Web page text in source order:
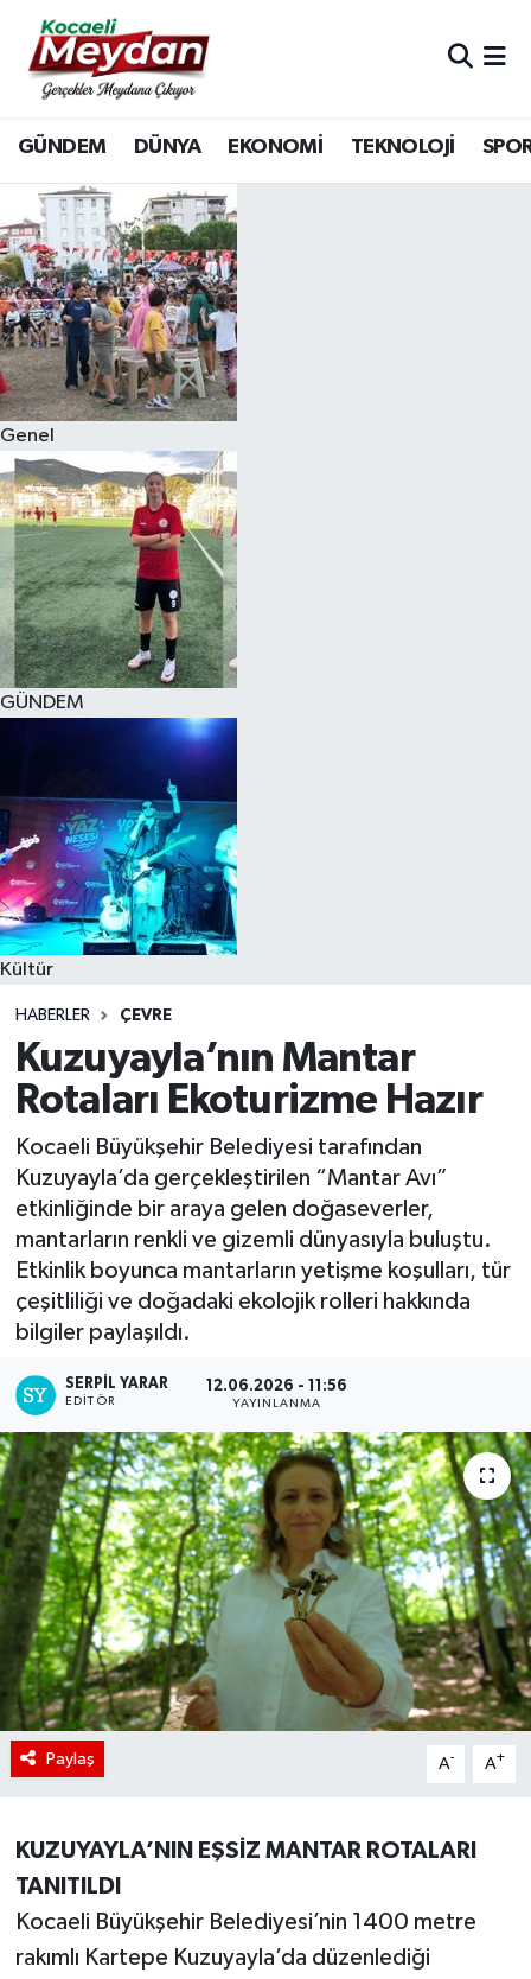
GÜNDEM DÜNYA EKONOMİ TEKNOLOJİ
Genel
GÜNDEM
Kültür
HABERLER ÇEVRE
Kuzuyayla’nın Mantar
Rotaları Ekoturizme Hazır
Kocaeli Büyükşehir Belediyesi tarafından
Kuzuyayla’da gerçekleştirilen “Mantar Avı”
etkinliğinde bir araya gelen doğaseverler,
mantarların renkli ve gizemli dünyasıyla buluştu.
Etkinlik boyunca mantarların yetişme koşulları, tür
çeşitliliği ve doğadaki ekolojik rolleri hakkında
bilgiler paylaşıldı.
SERPİL YARAR
EDITÖR
12.06.2026 - 11:56
YAYINLANMA
Paylaş A- A+
KUZUYAYLA’NIN EŞSİZ MANTAR ROTALARI
TANITILDI
Kocaeli Büyükşehir Belediyesi’nin 1400 metre
rakımlı Kartepe Kuzuyayla’da düzenlediği
Nöbetçi Eczaneler
Hava Durumu
Trafik Durumu
Süper Lig Puan Durumu ve Fikstür
Tüm Manşetler
Son Dakika Haberleri
Haber Arşivi